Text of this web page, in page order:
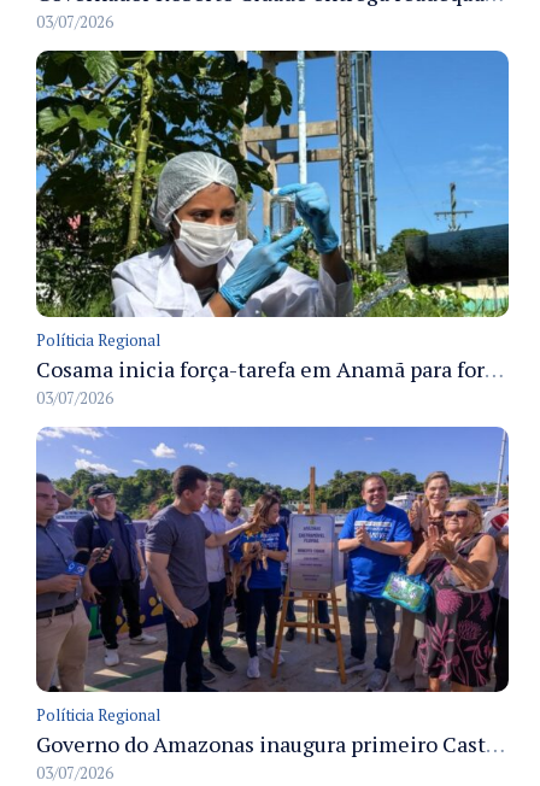
03/07/2026
Políticia Regional
Cosama inicia força-tarefa em Anamã para fortalecer abastecimento de água e segurança hídrica da população
03/07/2026
Políticia Regional
Governo do Amazonas inaugura primeiro Castramóvel Fluvial para atendimento veterinário às comunidades ribeirinhas e castração gratuita
03/07/2026